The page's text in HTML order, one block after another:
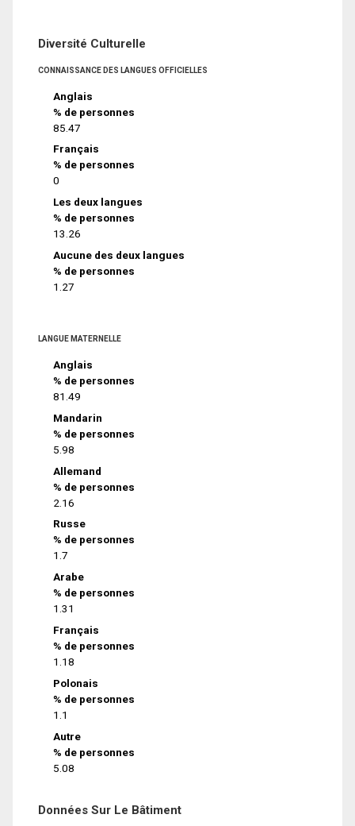
Diversité Culturelle
CONNAISSANCE DES LANGUES OFFICIELLES
Anglais
% de personnes
85.47
Français
% de personnes
0
Les deux langues
% de personnes
13.26
Aucune des deux langues
% de personnes
1.27
LANGUE MATERNELLE
Anglais
% de personnes
81.49
Mandarin
% de personnes
5.98
Allemand
% de personnes
2.16
Russe
% de personnes
1.7
Arabe
% de personnes
1.31
Français
% de personnes
1.18
Polonais
% de personnes
1.1
Autre
% de personnes
5.08
Données Sur Le Bâtiment